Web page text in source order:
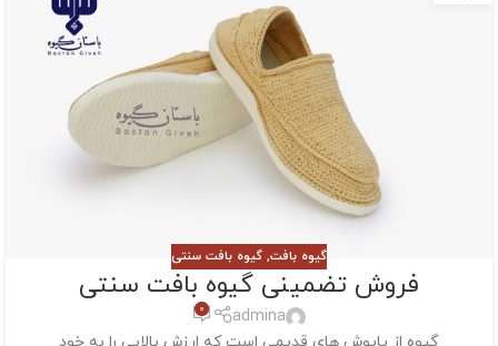
گیوه بافت, گیوه بافت سنتی
فروش تضمینی گیوه بافت سنتی
admina
0